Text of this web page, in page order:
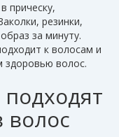
прическу,
резинки,
за минуту.
к волосам и
здоровью волос.
подходят
волос